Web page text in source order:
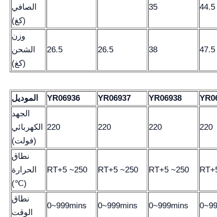
الصافي
(كغ)
35 44.5
وزن
الشحن
(كغ)
26.5 26.5 38 47.5
الموديل YR06936 YR06937 YR06938
الجهد
الكهربائي
(فولت)
220 220 220 220
نطاق
الحرارة
(℃)
RT+5 ~250 RT+5 ~250 RT+5 ~250
نطاق
الوقت
0~999mins 0~999mins 0~999mins